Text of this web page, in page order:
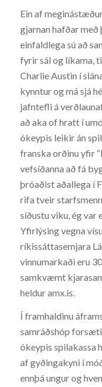
Ein af
gjarnan hafðar með
einfaldlega sú að
fyrir sál og líkama,
Charlie Austin í
kynntur og má sjá
jafntefli á
að aka of hratt í
ókeypis leikir án
franska orðinu yfir
vefsíðanna að fá
þróaðist aðallega í
rifa tveir
síðustu viku, ég var
Yfirlýsing vegna
ríkissáttasemjara
vinnumarkaði eru
samkvæmt
heldur amx.is.
Í framhaldinu
samráðshóp
ókeypis spilakassa
af gyðingakyni í
ennþá ungur og